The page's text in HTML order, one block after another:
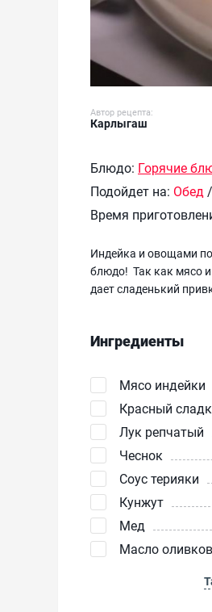
Автор рецепта:
Карлыгаш
Блюдо: Горячие
Подойдет на: Обед/
Время
Индейка и овощами
блюдо! Так как мясо
дает сладенький
Ингредиенты
Мясо индейки
Красный
Лук репчатый
Чеснок
Соус терияки
Кунжут
Мед
Масло